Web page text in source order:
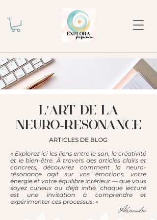
l'ART DE LA
NEURO-RESONANCE
ARTICLES DE BLOG
« Explorez ici les liens entre le son, la créativité
et le bien-être. À travers des articles clairs et
concrets, découvrez comment la neuro-
résonance agit sur vos émotions, votre
énergie et votre équilibre intérieur — que vous
soyez curieux ou déjà initié, chaque lecture
est une invitation à comprendre et
expérimenter ces processus. »
Alexandra